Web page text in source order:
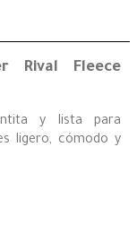
Rival Fleece
y lista para
ligero, cómodo y